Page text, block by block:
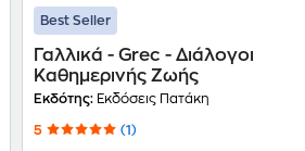
Best Seller
Γαλλικά - Grec - Διάλογοι
Καθημερινής Ζωής
Εκδότης: Εκδόσεις Πατάκη
5 (1)